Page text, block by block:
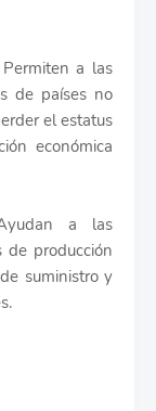
Permiten a las
de países no
el estatus
económica
a las
de producción
suministro y